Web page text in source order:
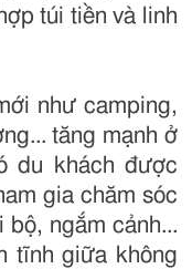
túi tiền và linh
như camping,
tăng mạnh ở
du khách được
gia chăm sóc
bộ, ngắm cảnh...
tĩnh giữa không